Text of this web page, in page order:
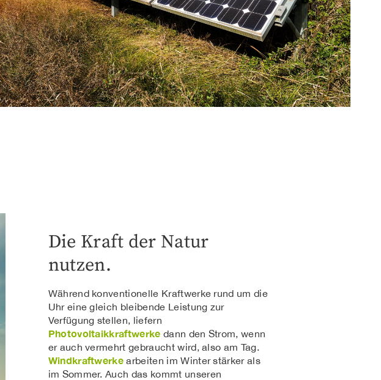
Die Kraft der Natur
nutzen.
Während konventionelle Kraftwerke rund um die
Uhr eine gleich bleibende Leistung zur
Verfügung stellen, liefern
Photovoltaikkraftwerke dann den Strom, wenn
er auch vermehrt gebraucht wird, also am Tag.
Windkraftwerke arbeiten im Winter stärker als
im Sommer. Auch das kommt unseren